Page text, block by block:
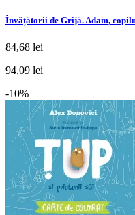
Învățătorii de Grijă. Adam,
84,68 lei
94,09 lei
-10%